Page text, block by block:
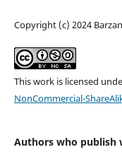
Copyright (c) 2024
This work is licensed
NonCommercial-
Authors who publish